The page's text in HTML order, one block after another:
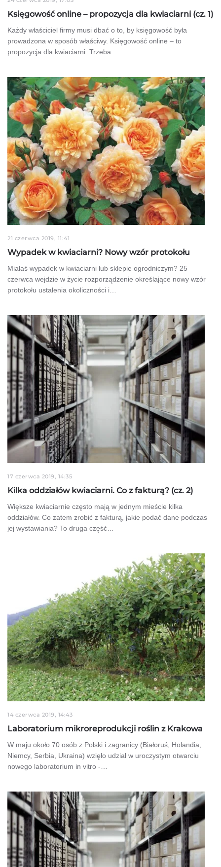
Księgowość online – propozycja dla kwiaciarni (cz. 1)
Każdy właściciel firmy musi dbać o to, by księgowość była
prowadzona w sposób właściwy. Księgowość online – to
propozycja dla kwiaciarni. Trzeba…
21 czerwca 2019, 11:41
Wypadek w kwiaciarni? Nowy wzór protokołu
Miałaś wypadek w kwiaciarni lub sklepie ogrodniczym? 25
czerwca wejdzie w życie rozporządzenie określające nowy wzór
protokołu ustalenia okoliczności i…
17 czerwca 2019, 14:35
Kilka oddziałów kwiaciarni. Co z fakturą? (cz. 2)
Większe kwiaciarnie często mają w jednym mieście kilka
oddziałów. Co zatem zrobić z fakturą, jakie podać dane podczas
jej wystawiania? To druga część…
14 czerwca 2019, 14:43
Laboratorium mikroreprodukcji roślin z Krakowa
W maju około 70 osób z Polski i zagranicy (Białoruś, Holandia,
Niemcy, Serbia, Ukraina) wzięło udział w uroczystym otwarciu
nowego laboratorium in vitro -…